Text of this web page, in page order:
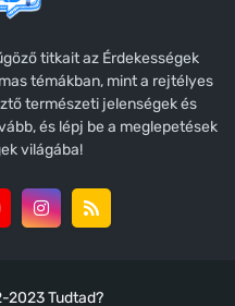
titkait az Érdekességek
témákban, mint a rejtélyes
természeti jelenségek és
és lépj be a meglepetések
világába!
2023Tudtad?